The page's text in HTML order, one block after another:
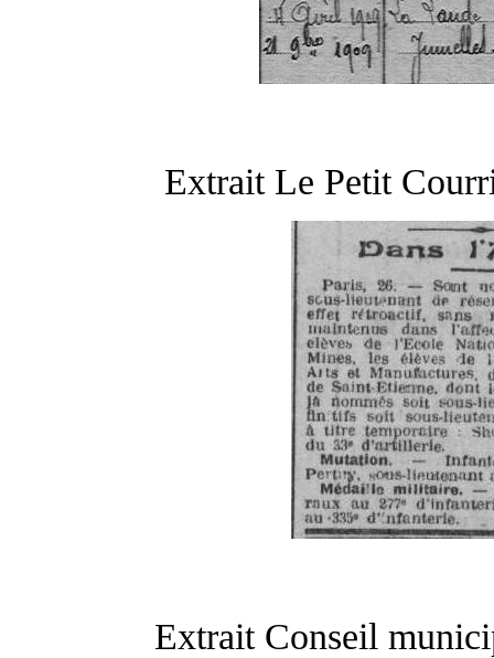
Extrait Le Petit
Extrait Conseil